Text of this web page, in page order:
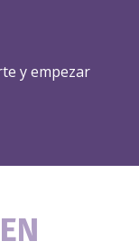
y empezar